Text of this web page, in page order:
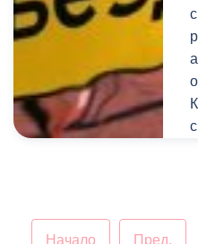
Начало Пред.